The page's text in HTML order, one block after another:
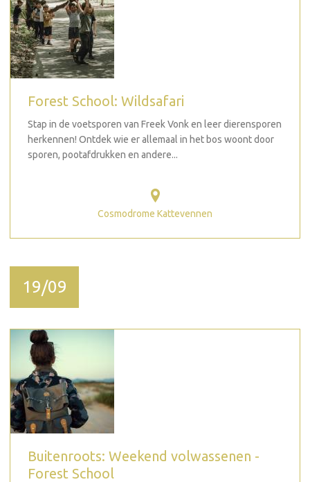
Forest School: Wildsafari
Stap in de voetsporen van Freek Vonk en leer dierensporen
herkennen! Ontdek wie er allemaal in het bos woont door
sporen, pootafdrukken en andere...
Cosmodrome Kattevennen
19/09
Buitenroots: Weekend volwassenen -
Forest School